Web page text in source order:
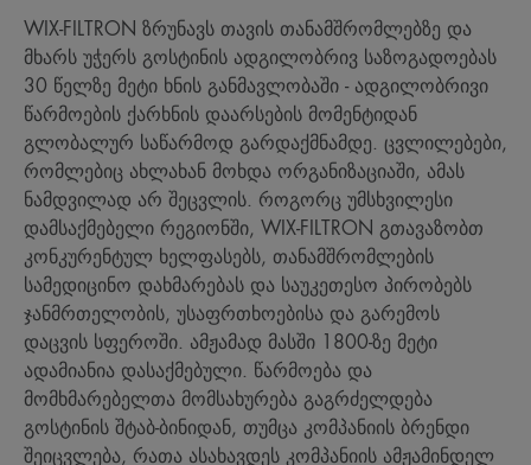
WIX-FILTRON ზრუნავს თავის თანამშრომლებზე და
მხარს უჭერს გოსტინის ადგილობრივ საზოგადოებას
30 წელზე მეტი ხნის განმავლობაში - ადგილობრივი
წარმოების ქარხნის დაარსების მომენტიდან
გლობალურ საწარმოდ გარდაქმნამდე. ცვლილებები,
რომლებიც ახლახან მოხდა ორგანიზაციაში, ამას
ნამდვილად არ შეცვლის. როგორც უმსხვილესი
დამსაქმებელი რეგიონში, WIX-FILTRON გთავაზობთ
კონკურენტულ ხელფასებს, თანამშრომლების
სამედიცინო დახმარებას და საუკეთესო პირობებს
ჯანმრთელობის, უსაფრთხოებისა და გარემოს
დაცვის სფეროში. ამჟამად მასში 1800-ზე მეტი
ადამიანია დასაქმებული. წარმოება და
მომხმარებელთა მომსახურება გაგრძელდება
გოსტინის შტაბ-ბინიდან, თუმცა კომპანიის ბრენდი
შეიცვლება, რათა ასახავდეს კომპანიის ამჟამინდელ